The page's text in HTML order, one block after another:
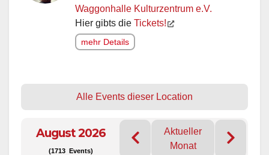
Waggonhalle Kulturzentrum e.V.
Hier gibts die Tickets!
mehr Details
Alle Events dieser Location
August 2026
(1713 Events)
Aktueller
Monat